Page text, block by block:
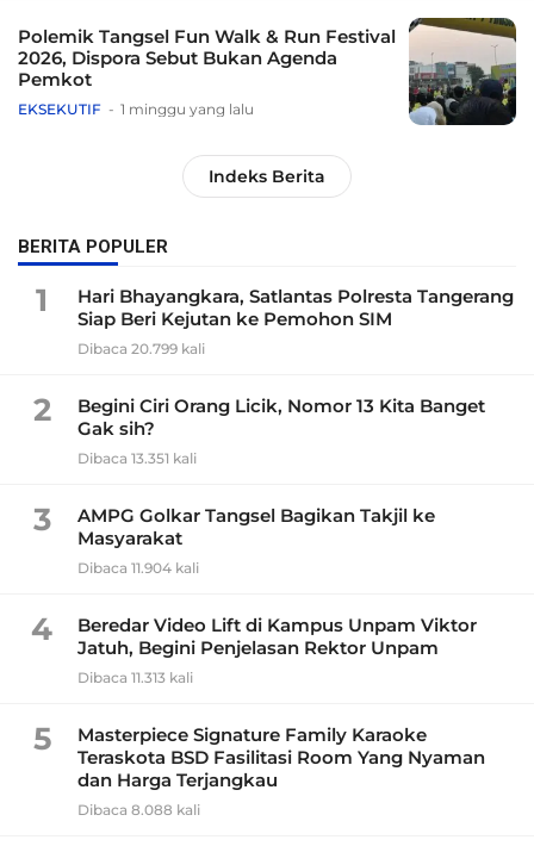
Polemik Tangsel Fun Walk & Run Festival
2026, Dispora Sebut Bukan Agenda
Pemkot
EKSEKUTIF 1 minggu yang lalu
Indeks Berita
BERITA POPULER
1
Hari Bhayangkara, Satlantas Polresta Tangerang
Siap Beri Kejutan ke Pemohon SIM
Dibaca 20.799 kali
2
Begini Ciri Orang Licik, Nomor 13 Kita Banget
Gak sih?
Dibaca 13.351 kali
3
AMPG Golkar Tangsel Bagikan Takjil ke
Masyarakat
Dibaca 11.904 kali
4
Beredar Video Lift di Kampus Unpam Viktor
Jatuh, Begini Penjelasan Rektor Unpam
Dibaca 11.313 kali
5
Masterpiece Signature Family Karaoke
Teraskota BSD Fasilitasi Room Yang Nyaman
dan Harga Terjangkau
Dibaca 8.088 kali